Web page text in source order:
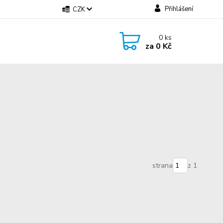
CZK Přihlášení
0ks
za 0 Kč
strana z 1